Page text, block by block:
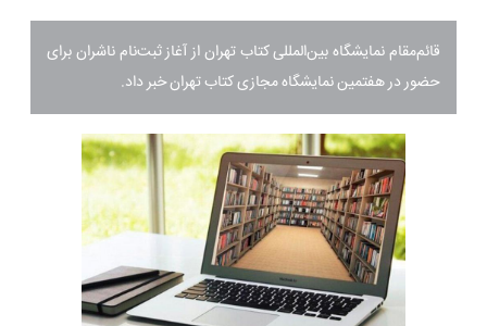
قائم‌مقام نمایشگاه بین‌المللی کتاب تهران از آغاز ثبت‌نام ناشران برای
حضور در هفتمین نمایشگاه مجازی کتاب تهران خبر داد.